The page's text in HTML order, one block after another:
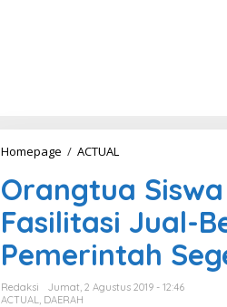
Homepage / ACTUAL
a
n
u
a
S
Orangtua
Fasilitasi Jual-
Pemerintah
Redaksi
Jumat, 2 Agustus 2019 - 12:46
ACTUAL, DAERAH